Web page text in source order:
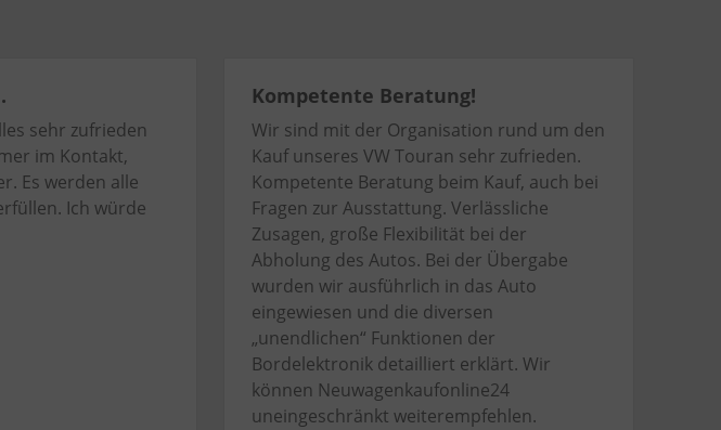
sehr zufrieden
im Kontakt,
Es werden alle
Ich würde
Kompetente Beratung!
Wir sind mit der Organisation rund um den
Kauf unseres VW Touran sehr zufrieden.
Kompetente Beratung beim Kauf, auch bei
Fragen zur Ausstattung. Verlässliche
Zusagen, große Flexibilität bei der
Abholung des Autos. Bei der Übergabe
wurden wir ausführlich in das Auto
eingewiesen und die diversen
„unendlichen“ Funktionen der
Bordelektronik detailliert erklärt. Wir
können Neuwagenkaufonline24
uneingeschränkt weiterempfehlen.